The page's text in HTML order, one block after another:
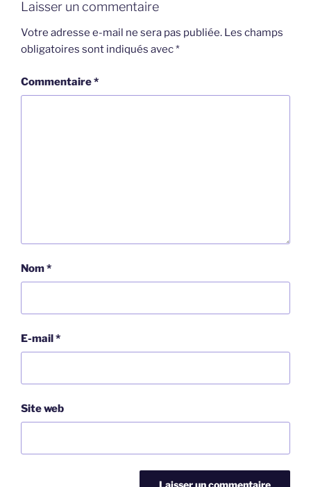
Laisser un commentaire
Votre adresse e-mail ne sera pas publiée. Les champs
obligatoires sont indiqués avec*
Commentaire*
Nom*
E-mail*
Site web